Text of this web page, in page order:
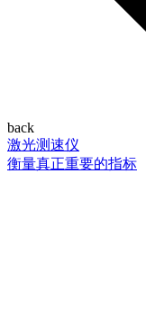
back
激光测速仪
衡量真正重要的指标